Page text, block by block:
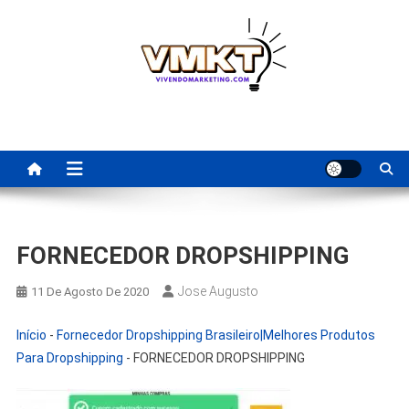
Para Revenda | Vivendo
Marketing
FORNECEDOR DROPSHIPPING
11 De Agosto De 2020 Jose Augusto
Início - Fornecedor Dropshipping Brasileiro|Melhores Produtos
Para Dropshipping - FORNECEDOR DROPSHIPPING